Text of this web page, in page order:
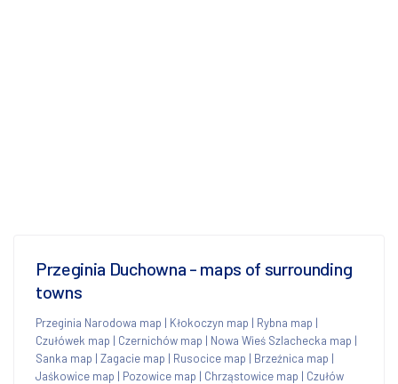
Przeginia Duchowna - maps of surrounding
towns
Przeginia Narodowa map | Kłokoczyn map | Rybna map |
Czułówek map | Czernichów map | Nowa Wieś Szlachecka map |
Sanka map | Zagacie map | Rusocice map | Brzeźnica map |
Jaśkowice map | Pozowice map | Chrząstowice map | Czułów